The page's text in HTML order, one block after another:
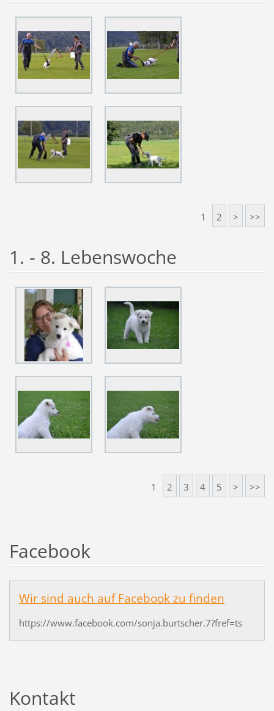
1 2 > >>
1. - 8. Lebenswoche
1 2 3 4 5 > >>
Facebook
Wir sind auch auf Facebook zu finden
https://www.facebook.com/sonja.burtscher.7?fref=ts
Kontakt